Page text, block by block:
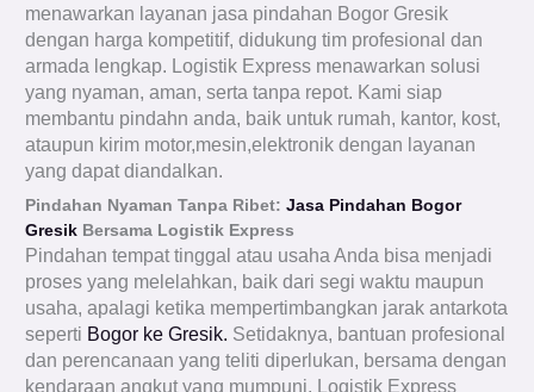
menawarkan layanan jasa pindahan Bogor Gresik
dengan harga kompetitif, didukung tim profesional dan
armada lengkap. Logistik Express menawarkan solusi
yang nyaman, aman, serta tanpa repot. Kami siap
membantu pindahn anda, baik untuk rumah, kantor, kost,
ataupun kirim motor,mesin,elektronik dengan layanan
yang dapat diandalkan.
Pindahan Nyaman Tanpa Ribet:Jasa Pindahan Bogor
Gresik Bersama Logistik Express
Pindahan tempat tinggal atau usaha Anda bisa menjadi
proses yang melelahkan, baik dari segi waktu maupun
usaha, apalagi ketika mempertimbangkan jarak antarkota
seperti Bogor ke Gresik. Setidaknya, bantuan profesional
dan perencanaan yang teliti diperlukan, bersama dengan
kendaraan angkut yang mumpuni. Logistik Express